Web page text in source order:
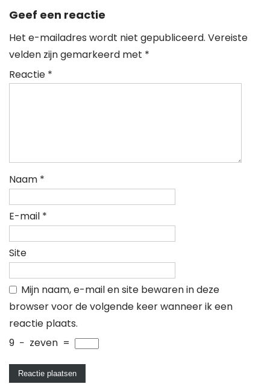
Geef een reactie
Het e-mailadres wordt niet gepubliceerd. Vereiste
velden zijn gemarkeerd met *
Reactie *
Naam *
E-mail *
Site
Mijn naam, e-mail en site bewaren in deze
browser voor de volgende keer wanneer ik een
reactie plaats.
9 − zeven =